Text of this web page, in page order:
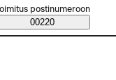
Saatavuustiedot
tilaustapa
postinumeroon
00220